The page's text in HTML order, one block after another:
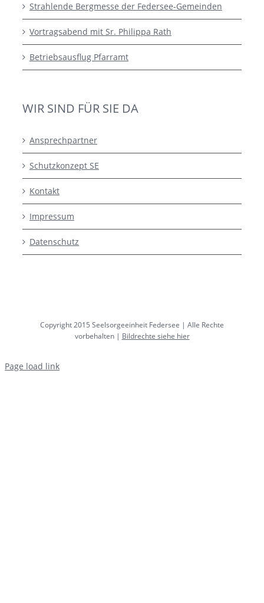
Strahlende Bergmesse der Federsee-Gemeinden
Vortragsabend mit Sr. Philippa Rath
Betriebsausflug Pfarramt
WIR SIND FÜR SIE DA
Ansprechpartner
Schutzkonzept SE
Kontakt
Impressum
Datenschutz
Copyright 2015 Seelsorgeeinheit Federsee | Alle Rechte
vorbehalten | Bildrechte siehe hier
Page load link